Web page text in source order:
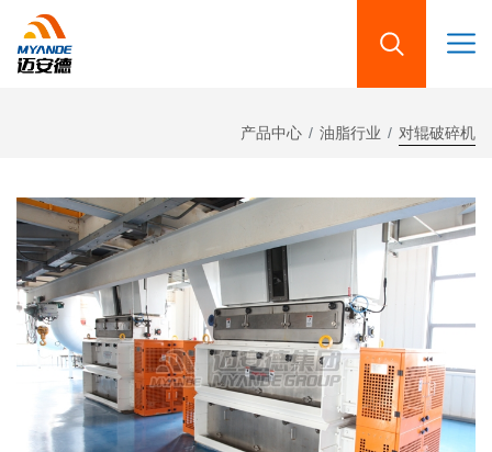
产品中心 油脂行业 对辊破碎机